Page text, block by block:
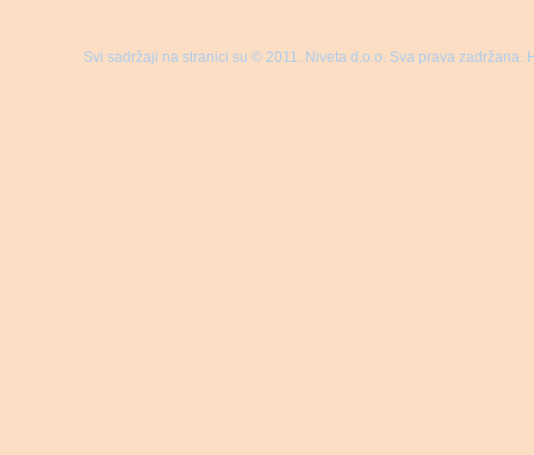
Svi sadržaji na stranici su © 2011. Niveta d.o.o. Sva prava zadržana.